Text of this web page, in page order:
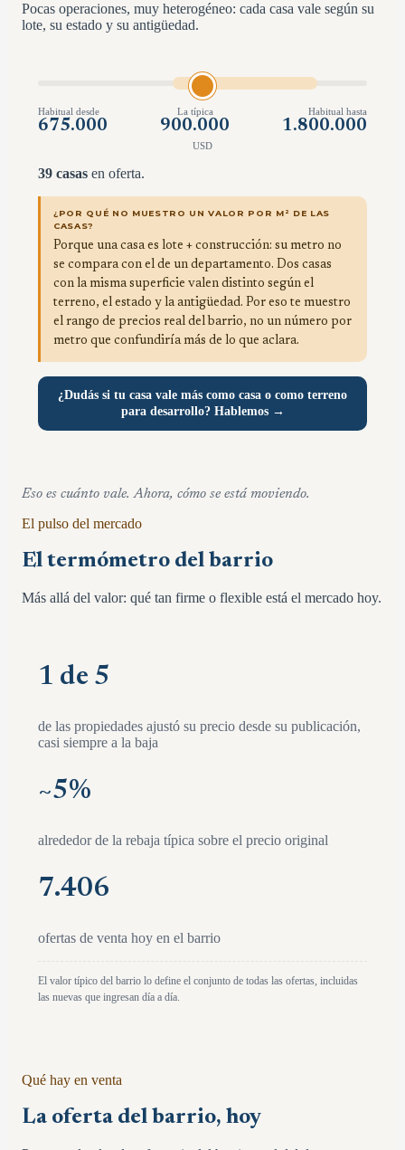
Pocas operaciones, muy heterogéneo: cada casa vale según su
lote, su estado y su antigüedad.
Habitual desde
675.000
La típica
900.000
Habitual hasta
1.800.000
USD
39 casas en oferta.
¿POR QUÉ NO MUESTRO UN VALOR POR M² DE LAS
CASAS?
Porque una casa es lote + construcción: su metro no
se compara con el de un departamento. Dos casas
con la misma superficie valen distinto según el
terreno, el estado y la antigüedad. Por eso te muestro
el rango de precios real del barrio, no un número por
metro que confundiría más de lo que aclara.
¿Dudás si tu casa vale más como casa o como terreno
para desarrollo? Hablemos →
Eso es cuánto vale. Ahora, cómo se está moviendo.
El pulso del mercado
El termómetro del barrio
Más allá del valor: qué tan firme o flexible está el mercado hoy.
1 de 5
de las propiedades ajustó su precio desde su publicación,
casi siempre a la baja
~5%
alrededor de la rebaja típica sobre el precio original
7.406
ofertas de venta hoy en el barrio
El valor típico del barrio lo define el conjunto de todas las ofertas, incluidas
las nuevas que ingresan día a día.
Qué hay en venta
La oferta del barrio, hoy